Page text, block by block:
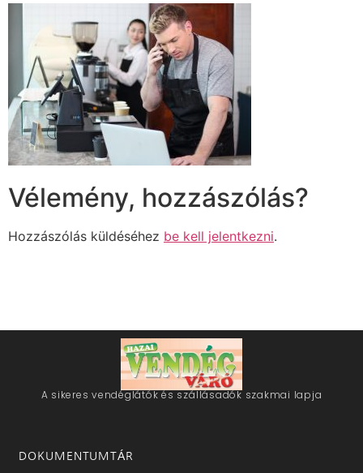
Vélemény, hozzászólás?
Hozzászólás küldéséhez be kell jelentkezni.
A sikeres vendéglátók és szállásadók szakmai lapja
DOKUMENTUMTÁR